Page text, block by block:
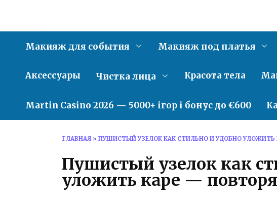
Макияж для события Макияж под платья
Аксессуары Чистка лица Красота тела
Martin Casino 2026 — 5000+ ігор і бонус до €600
ГЛАВНАЯ » ПУШИСТЫЙ УЗЕЛОК КАК СТИЛЬНО И УДОБНО
Пушистый узелок как
уложить каре —